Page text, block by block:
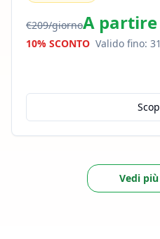
€209/giornoA partire
10% SCONTO Valido fino:
Vedi